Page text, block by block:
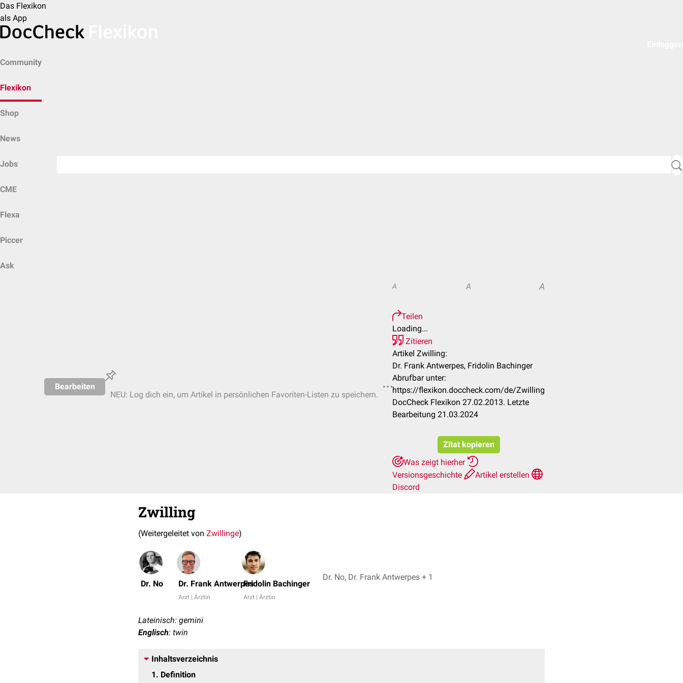
Das Flexikon
als App
Community
Flexikon
Shop
News
Jobs
CME
Flexa
Piccer
Ask
Bearbeiten
NEU: Log dich ein, um Artikel in persönlichen Favoriten-Listen zu speichern.
A A A
Teilen
Loading...
Zitieren
Artikel Zwilling:
Dr. Frank Antwerpes, Fridolin Bachinger
Abrufbar unter:
https://flexikon.doccheck.com/de/Zwilling
DocCheck Flexikon 27.02.2013. Letzte
Bearbeitung 21.03.2024
Zitat kopieren
Was zeigt hierher
Versionsgeschichte
Artikel erstellen
Discord
Zwilling
(Weitergeleitet von Zwillinge)
Dr. No Dr. Frank Antwerpes
Arzt | Ärztin
Fridolin Bachinger
Arzt | Ärztin
Dr. No, Dr. Frank Antwerpes + 1
Lateinisch: gemini
Englisch: twin
Inhaltsverzeichnis
1
Definition